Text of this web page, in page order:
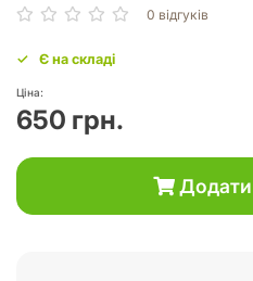
0 відгуків
Є на складі
Ціна:
650 грн.